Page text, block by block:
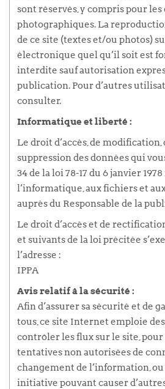
sont réservés, y compris pour
photographiques. La
de ce site (textes et/ou photos)
électronique quel qu’il soit est
interdite sauf autorisation
publication. Pour d’autres
consulter.
Informatique et liberté :
Le droit d’accès, de
suppression des données qui
34 de la loi 78-17 du 6 janvier
l’informatique, aux fichiers et
auprès du Responsable de la
Le droit d’accès et de
et suivants de la loi précitée
l’adresse :
IPPA
Avis relatif à la sécurité :
Afin d’assurer sa sécurité et de
tous, ce site Internet emploie
contrôler les flux sur le site,
tentatives non autorisées de
changement de l’information,
initiative pouvant causer